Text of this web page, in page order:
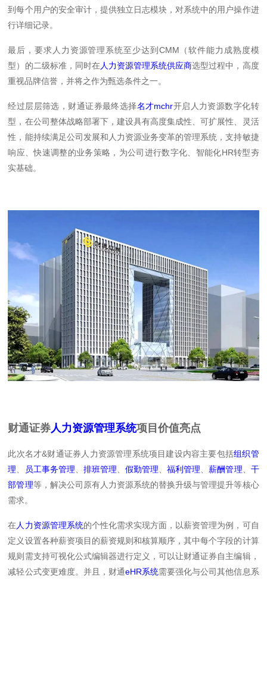
到每个用户的安全审计，提供独立日志模块，对系统中的用户操作进
行详细记录。
最后，要求人力资源管理系统至少达到CMM（软件能力成熟度模
型）的二级标准，同时在人力资源管理系统供应商选型过程中，高度
重视品牌信誉，并将之作为甄选条件之一。
经过层层筛选，财通证券最终选择名才mchr开启人力资源数字化转
型，在公司整体战略部署下，建设具有高度集成性、可扩展性、灵活
性，能持续满足公司发展和人力资源业务变革的管理系统，支持敏捷
响应、快速调整的业务策略，为公司进行数字化、智能化HR转型夯
实基础。
财通证券人力资源管理系统项目价值亮点
此次名才&财通证券人力资源管理系统项目建设内容主要包括组织管
理
员工事务管理 排班管理 、假勤管理 、福利管理 、薪酬管理
干
部管理等，解决公司原有人力资源系统的替换升级与管理提升等核心
需求。
在人力资源管理系统的个性化需求实现方面，以薪资管理为例，可自
定义设置各种薪资项目的薪资规则和核算顺序，其中每个字段的计算
规则需支持可视化公式编辑器进行定义，可以让财通证券自主编辑，
减轻公式变更难度。并且，财通eHR系统需要强化与公司其他信息系